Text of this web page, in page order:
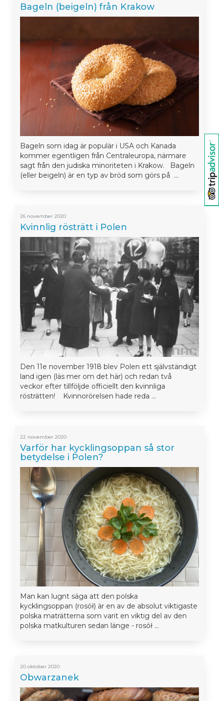
Bageln (beigeln) från Krakow
Bageln som idag är populär i USA och Kanada
kommer egentligen från Centraleuropa, närmare
sagt från den judiska minoriteten i Krakow. Bageln
(eller beigeln) är en typ av bröd som görs på ...
26 november 2020
Kvinnlig rösträtt i Polen
Den 11e november 1918 blev Polen ett självständigt
land igen (läs mer om det här) och redan två
veckor efter tillföljde officiellt den kvinnliga
rösträtten! Kvinnorörelsen hade reda ...
22 november 2020
Varför har kycklingsoppan så stor
betydelse i Polen?
Man kan lugnt säga att den polska
kycklingsoppan (rosół) är en av de absolut viktigaste
polska maträtterna som varit en viktig del av den
polska matkulturen sedan länge - rosół ...
20 oktober 2020
Obwarzanek